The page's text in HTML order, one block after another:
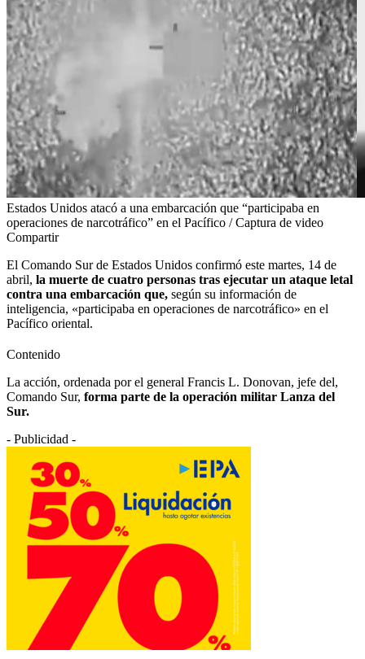
Estados Unidos atacó a una embarcación que “participaba en
operaciones de narcotráfico” en el Pacífico / Captura de video
Compartir
El Comando Sur de Estados Unidos confirmó este martes, 14 de
abril, la muerte de cuatro personas tras ejecutar un ataque letal
contra una embarcación que, según su información de
inteligencia, «participaba en operaciones de narcotráfico» en el
Pacífico oriental.
Contenido
La acción, ordenada por el general Francis L. Donovan, jefe del,
Comando Sur, forma parte de la operación militar Lanza del
Sur.
- Publicidad -